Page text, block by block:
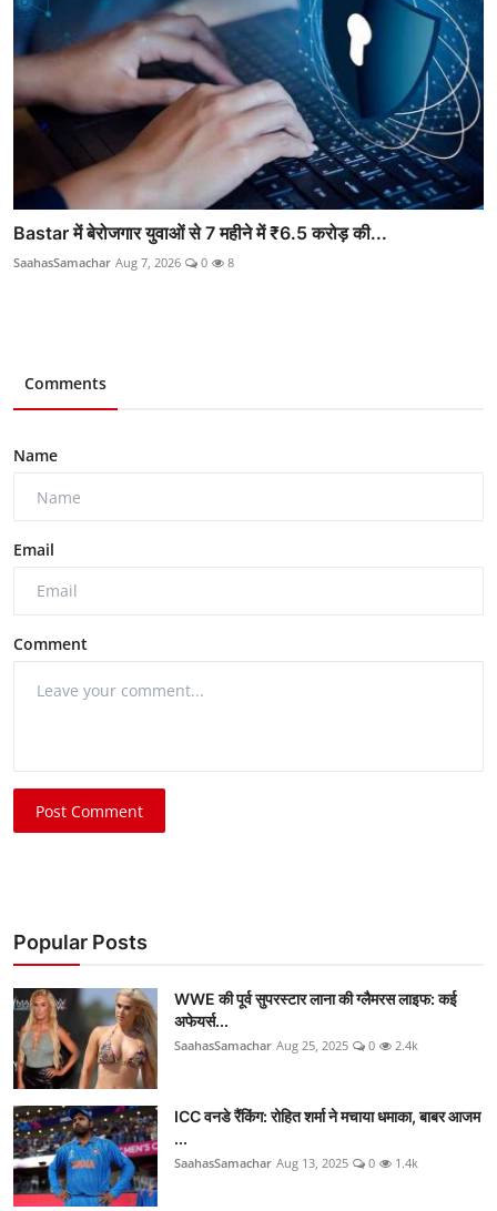
Bastar में बेरोजगार युवाओं से 7 महीने में ₹6.5 करोड़ की...
SaahasSamachar Aug 7, 2026 0 8
Comments
Name
Email
Comment
Post Comment
Popular Posts
WWE की पूर्व सुपरस्टार लाना की ग्लैमरस लाइफ: कई
अफेयर्स...
SaahasSamachar Aug 25, 2025 0 2.4k
ICC वनडे रैंकिंग: रोहित शर्मा ने मचाया धमाका, बाबर आजम
...
SaahasSamachar Aug 13, 2025 0 1.4k